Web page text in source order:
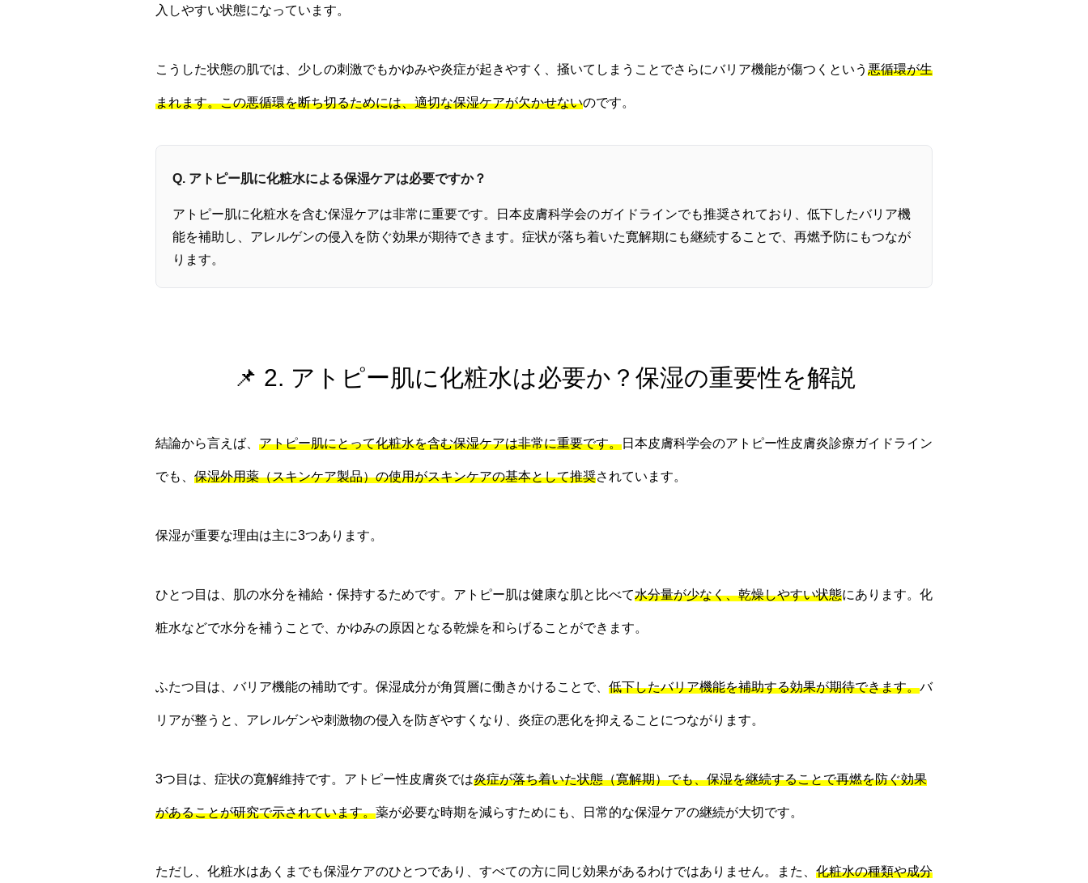
入しやすい状態になっています。
こうした状態の肌では、少しの刺激でもかゆみや炎症が起きやすく、掻いてしまうことでさらにバリア機能が傷つくという 悪循環が生
まれます。この悪循環を断ち切るためには、適切な保湿ケアが欠かせないのです。
Q. アトピー肌に化粧水による保湿ケアは必要ですか？
アトピー肌に化粧水を含む保湿ケアは非常に重要です。日本皮膚科学会のガイドラインでも推奨されており、低下したバリア機
能を補助し、アレルゲンの侵入を防ぐ効果が期待できます。症状が落ち着いた寛解期にも継続することで、再燃予防にもつなが
ります。
📌 2. アトピー肌に化粧水は必要か？保湿の重要性を解説
結論から言えば、 アトピー肌にとって化粧水を含む保湿ケアは非常に重要です。日本皮膚科学会のアトピー性皮膚炎診療ガイドライン
でも、 保湿外用薬（スキンケア製品）の使用がスキンケアの基本として推奨されています。
保湿が重要な理由は主に3つあります。
ひとつ目は、肌の水分を補給・保持するためです。アトピー肌は健康な肌と比べて水分量が少なく、乾燥しやすい状態にあります。化
粧水などで水分を補うことで、かゆみの原因となる乾燥を和らげることができます。
ふたつ目は、バリア機能の補助です。保湿成分が角質層に働きかけることで、 低下したバリア機能を補助する効果が期待できます。バ
リアが整うと、アレルゲンや刺激物の侵入を防ぎやすくなり、炎症の悪化を抑えることにつながります。
3つ目は、症状の寛解維持です。アトピー性皮膚炎では炎症が落ち着いた状態（寛解期）でも、保湿を継続することで再燃を防ぐ効果
があることが研究で示されています。薬が必要な時期を減らすためにも、日常的な保湿ケアの継続が大切です。
ただし、化粧水はあくまでも保湿ケアのひとつであり、すべての方に同じ効果があるわけではありません。また、 化粧水の種類や成分